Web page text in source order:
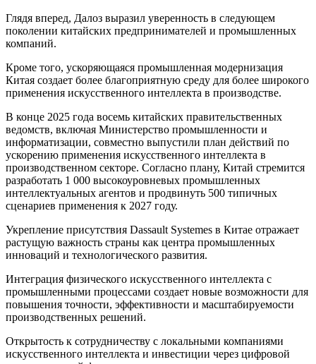
Глядя вперед, Далоз выразил уверенность в следующем
поколении китайских предпринимателей и промышленных
компаний.
Кроме того, ускоряющаяся промышленная модернизация
Китая создает более благоприятную среду для более широкого
применения искусственного интеллекта в производстве.
В конце 2025 года восемь китайских правительственных
ведомств, включая Министерство промышленности и
информатизации, совместно выпустили план действий по
ускорению применения искусственного интеллекта в
производственном секторе. Согласно плану, Китай стремится
разработать 1 000 высокоуровневых промышленных
интеллектуальных агентов и продвинуть 500 типичных
сценариев применения к 2027 году.
Укрепление присутствия Dassault Systemes в Китае отражает
растущую важность страны как центра промышленных
инноваций и технологического развития.
Интеграция физического искусственного интеллекта с
промышленными процессами создает новые возможности для
повышения точности, эффективности и масштабируемости
производственных решений.
Открытость к сотрудничеству с локальными компаниями
искусственного интеллекта и инвестиции через цифровой